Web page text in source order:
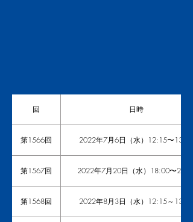
回 日時
第1566回 2022年7月6日（水）12:15〜13:30
第1567回 2022年7月20日（水）18:00〜20:30
第1568回 2022年8月3日（水）12:15～13:30